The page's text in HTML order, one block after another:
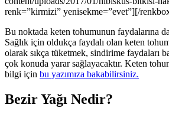
renk=”kirmizi” yenisekme=”evet”][/
Bu noktada keten tohumunun faydalarına
Sağlık için oldukça faydalı olan keten
olarak sıkça tüketmek, sindirime faydaları
çok konuda yarar sağlayacaktır. Keten
bilgi için bu yazımıza bakabilirsiniz.
Bezir Yağı Nedir?